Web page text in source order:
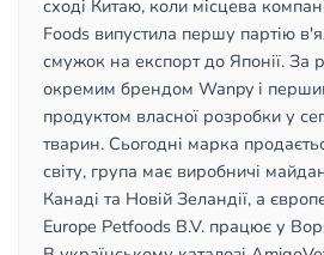
сході Китаю, коли місцева
Foods випустила першу партію
смужок на експорт до Японії. За
окремим брендом Wanpy і
продуктом власної розробки у
тварин. Сьогодні марка
світу, група має виробничі
Канаді та Новій Зеландії, а
Europe Petfoods B.V. працює у